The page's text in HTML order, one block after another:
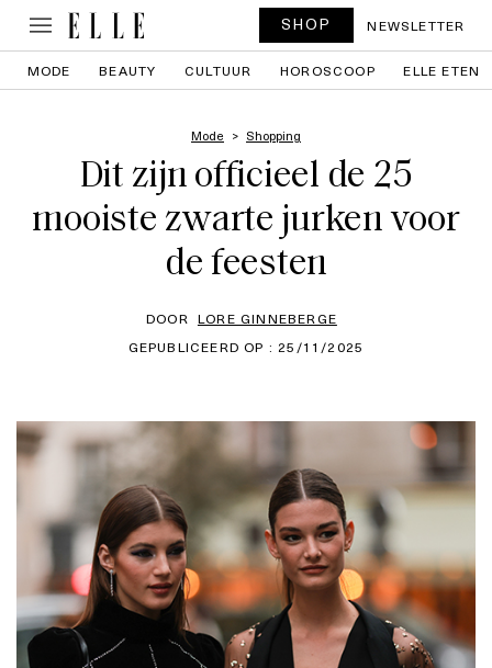
SHOP NEWSLETTER
MODE BEAUTY CULTUUR HOROSCOOP ELLE ETEN
Mode Shopping
Dit zijn officieel de 25
mooiste zwarte jurken voor
de feesten
DOOR LORE GINNEBERGE
GEPUBLICEERD OP : 25/11/2025